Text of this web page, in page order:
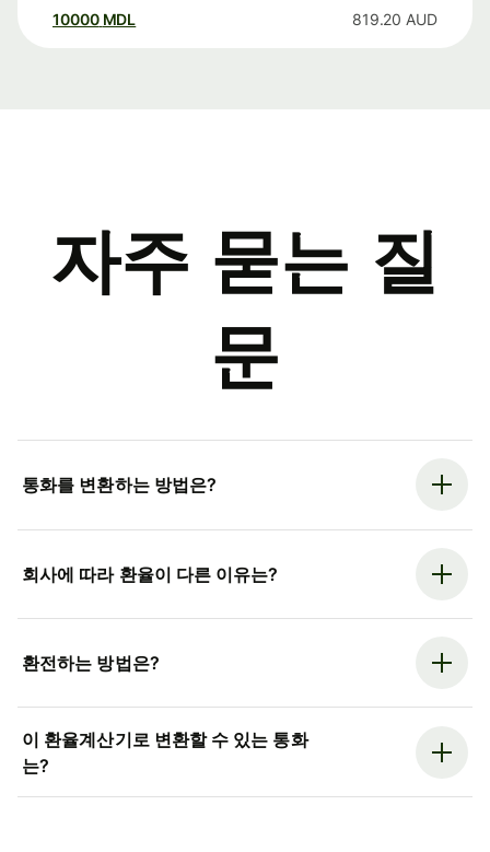
10000 MDL 819.20 AUD
자주 묻는 질
문
통화를 변환하는 방법은?
회사에 따라 환율이 다른 이유는?
환전하는 방법은?
이 환율계산기로 변환할 수 있는 통화
는?